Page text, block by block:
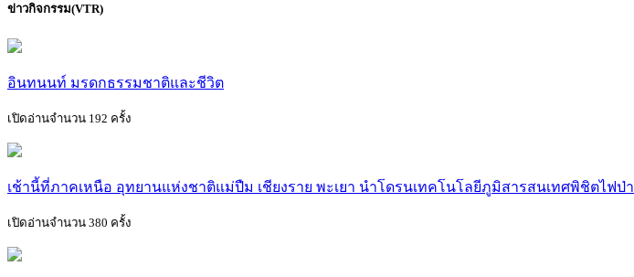
ข่าวกิจกรรม(VTR)
อินทนนท์ มรดกธรรมชาติและชีวิต
เปิดอ่านจำนวน 192 ครั้ง
เช้านี้ที่ภาคเหนือ อุทยานแห่งชาติแม่ปืม เชียงราย พะเยา นำโดรนเทคโนโลยีภูมิสารสนเทศพิชิตไฟป่า
เปิดอ่านจำนวน 380 ครั้ง